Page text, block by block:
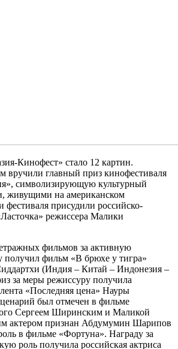
Кинофест» стало 12 картин.
вручили главный приз кинофестиваля
символизирующую культурный
живущими на американском
фестиваля присудили российско-
режиссера Малики
фильмов за активную
получил фильм «В брюхе у тигра»
(Индия – Китай – Индонезия –
за меры режиссуру получила
лента «Последняя цена» Науры
был отмечен в фильме
Сергеем Ширинским и Маликой
актером признан Абдумумин Шарипов
в фильме «Фортуна». Награду за
роль получила российская актриса